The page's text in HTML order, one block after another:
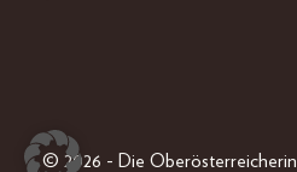
© 2026 - Die Oberösterreicherin